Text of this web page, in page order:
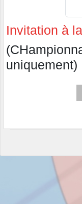
Invitation à
uniquement)